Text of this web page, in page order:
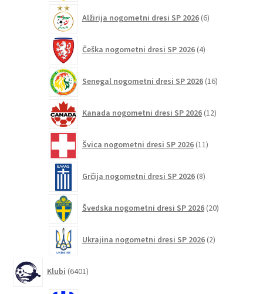
Alžirija nogometni dresi SP 2026 6izdelkov
Češka nogometni dresi SP 2026 4izdelki
Senegal nogometni dresi SP 2026 16izdelkov
Kanada nogometni dresi SP 2026 12izdelkov
Švica nogometni dresi SP 2026 11izdelkov
Grčija nogometni dresi SP 2026 8izdelkov
Švedska nogometni dresi SP 2026 20izdelkov
Ukrajina nogometni dresi SP 2026 2izdelka
Klubi 6401izdelek